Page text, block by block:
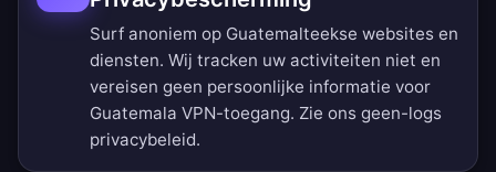
Surf anoniem op Guatemalteekse websites en
diensten. Wij tracken uw activiteiten niet en
vereisen geen persoonlijke informatie voor
Guatemala VPN-toegang. Zie ons geen-logs
privacybeleid.